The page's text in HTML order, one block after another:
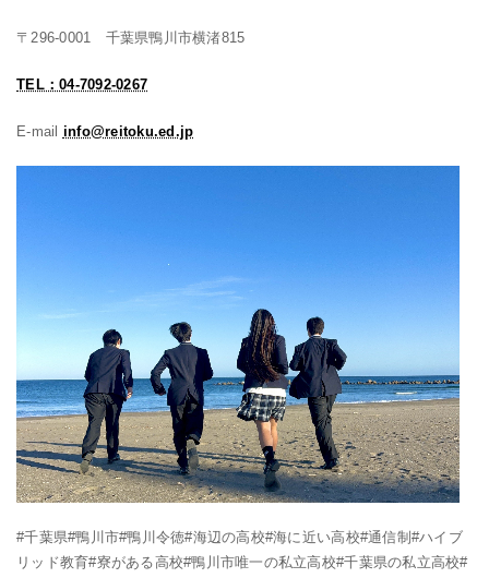
〒296-0001 千葉県鴨川市横渚815
TEL：04-7092-0267
E-mail info@reitoku.ed.jp
#千葉県#鴨川市#鴨川令徳#海辺の高校#海に近い高校#通信制#ハイブ
リッド教育#寮がある高校#鴨川市唯一の私立高校#千葉県の私立高校#